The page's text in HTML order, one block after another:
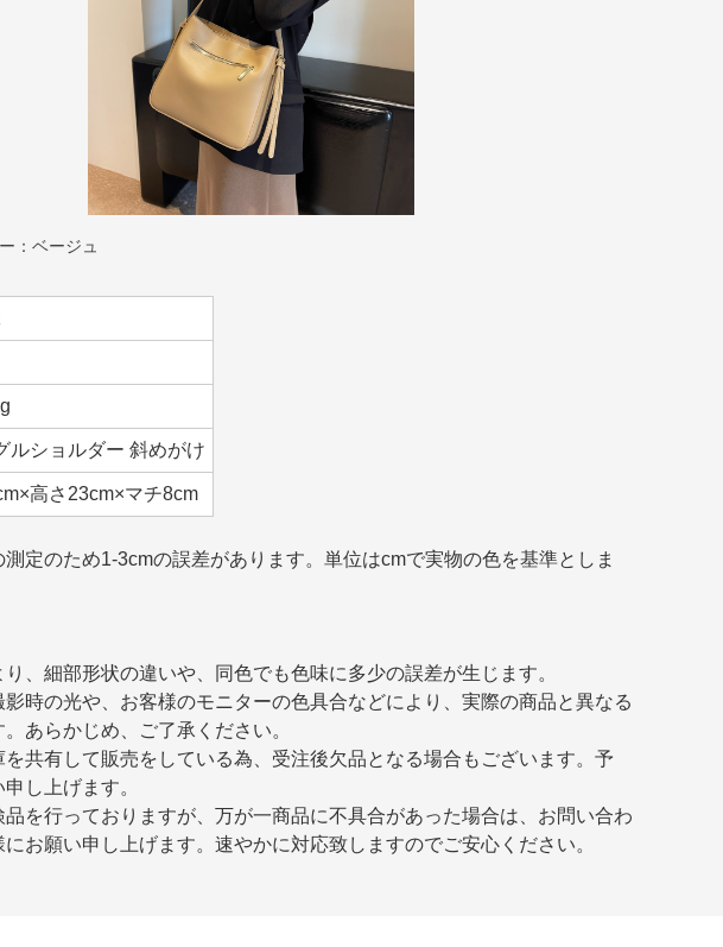
：ベージュ
ルショルダー 斜めがけ
高さ23cm×マチ8cm
定のため1-3cmの誤差があります。単位はcmで実物の色を基準としま
り、細部形状の違いや、同色でも色味に多少の誤差が生じます。
影時の光や、お客様のモニターの色具合などにより、実際の商品と異なる
あらかじめ、ご了承ください。
を共有して販売をしている為、受注後欠品となる場合もございます。予
し上げます。
品を行っておりますが、万が一商品に不具合があった場合は、お問い合わ
お願い申し上げます。速やかに対応致しますのでご安心ください。